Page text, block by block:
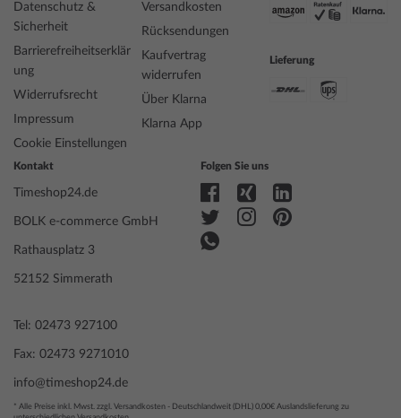
Datenschutz &
Sicherheit
Barrierefreiheitserklär
ung
Widerrufsrecht
Impressum
Cookie Einstellungen
Versandkosten
Rücksendungen
Kaufvertrag
widerrufen
Über Klarna
Klarna App
Lieferung
Kontakt
Timeshop24.de
BOLK e-commerce GmbH
Rathausplatz 3
52152 Simmerath
Tel: 02473 927100
Fax: 02473 9271010
info@timeshop24.de
Folgen Sie uns
* Alle Preise inkl. Mwst. zzgl. Versandkosten - Deutschlandweit (DHL) 0,00€ Auslandslieferung zu